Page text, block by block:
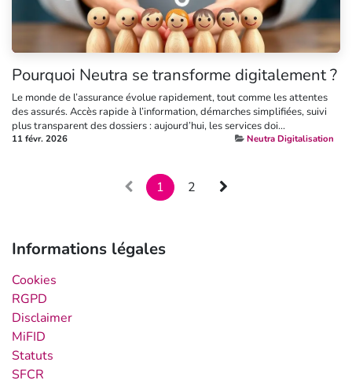
Pourquoi Neutra se transforme digitalement ?
Le monde de l’assurance évolue rapidement, tout comme les attentes
des assurés. Accès rapide à l’information, démarches simplifiées, suivi
plus transparent des dossiers : aujourd’hui, les services doi...
11 févr. 2026 Neutra Digitalisation
1 2
Informations légales
Cookies
RGPD
Disclaimer
MiFID
Statuts
SFCR